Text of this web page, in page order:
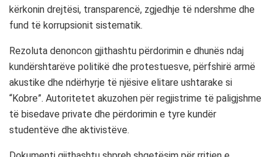
kërkonin drejtësi, transparencë, zgjedhje të ndershme dhe
fund të korrupsionit sistematik.
Rezoluta denoncon gjithashtu përdorimin e dhunës ndaj
kundërshtarëve politikë dhe protestuesve, përfshirë armë
akustike dhe ndërhyrje të njësive elitare ushtarake si
“Kobre”. Autoritetet akuzohen për regjistrime të paligjshme
të bisedave private dhe përdorimin e tyre kundër
studentëve dhe aktivistëve.